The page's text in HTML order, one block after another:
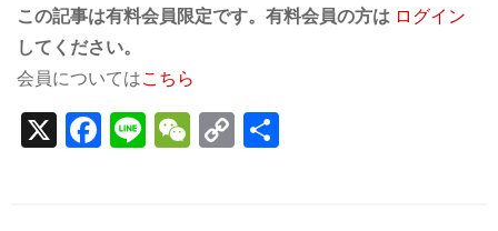
この記事は有料会員限定です。有料会員の方は ログイン
してください。
会員についてはこちら
X F
a
Li
n
W
e
C
o